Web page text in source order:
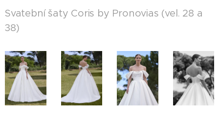
Svatební šaty Coris by Pronovias (vel. 28 a
38)